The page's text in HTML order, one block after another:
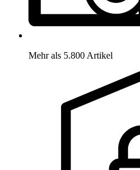
Mehr als 5.800 Artikel